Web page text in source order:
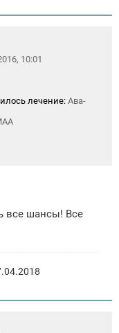
10:01
лечение: Ава-
все шансы! Все